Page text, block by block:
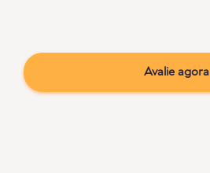
Avalie agora